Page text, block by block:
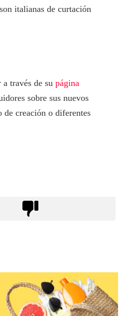
italianas de curtación
través de su página
sobre sus nuevos
de creación o diferentes